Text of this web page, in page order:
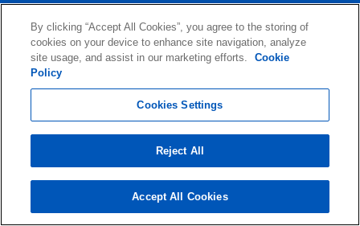
Juridiske Meddelelser
Transparency Report
Salgs- og Leveringsbetingelser
Authorised Partner Agreement
© 2026 KLDiscovery Ontrack - All Rights Reserved.
By clicking “Accept All Cookies”, you agree to the storing of
cookies on your device to enhance site navigation, analyze
site usage, and assist in our marketing efforts.
Cookie
Policy
Cookies Settings
Reject All
Accept All Cookies